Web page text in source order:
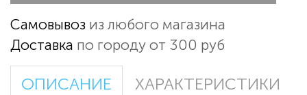
Самовывоз из любого магазина
Доставка по городу от 300 руб
ОПИСАНИЕ ХАРАКТЕРИСТИКИ